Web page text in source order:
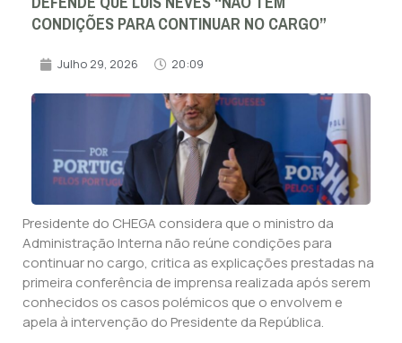
CONDIÇÕES PARA CONTINUAR NO CARGO”
Julho 29, 2026 20:09
Presidente do CHEGA considera que o ministro da
Administração Interna não reúne condições para
continuar no cargo, critica as explicações prestadas na
primeira conferência de imprensa realizada após serem
conhecidos os casos polémicos que o envolvem e
apela à intervenção do Presidente da República.